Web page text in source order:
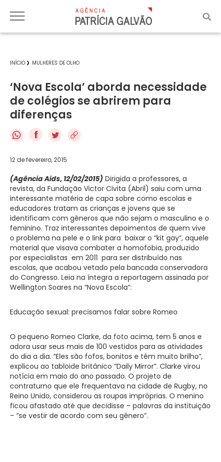
INÍCIO MULHERES DE OLHO
‘Nova Escola’ aborda necessidade
de colégios se abrirem para
diferenças
f
12 de fevereiro, 2015
(Agência Aids, 12/02/2015) Dirigida a professores, a
revista, da Fundação Victor Civita (Abril) saiu com uma
interessante matéria de capa sobre como escolas e
educadores tratam as crianças e jovens que se
identificam com gêneros que não sejam o masculino e o
feminino. Traz interessantes depoimentos de quem vive
o problema na pele e o link para baixar o “kit gay”, aquele
material que visava combater a homofobia, produzido
por especialistas em 2011 para ser distribuído nas
escolas, que acabou vetado pela bancada conservadora
do Congresso. Leia na íntegra a reportagem assinada por
Wellington Soares na “Nova Escola”:
Educação sexual: precisamos falar sobre Romeo
O pequeno Romeo Clarke, da foto acima, tem 5 anos e
adora usar seus mais de 100 vestidos para as atividades
do dia a dia. “Eles são fofos, bonitos e têm muito brilho”,
explicou ao tabloide britânico “Daily Mirror”. Clarke virou
notícia em maio do ano passado. O projeto de
contraturno que ele frequentava na cidade de Rugby, no
Reino Unido, considerou as roupas impróprias. O menino
ficou afastado até que decidisse – palavras da instituição
– “se vestir de acordo com seu gênero”.